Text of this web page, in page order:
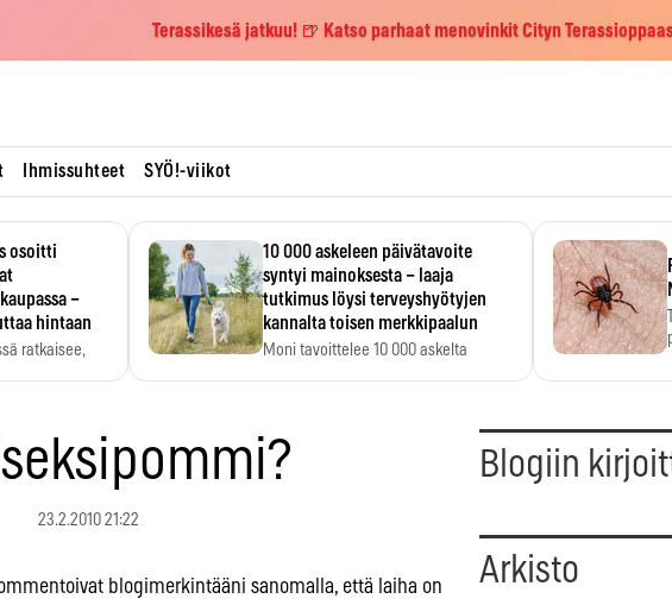
Terassikesä jatkuu! 🍺 Katso parhaat menovinkit Cityn
Ihmissuhteet SYÖ!-viikot
osoitti
–
hintaan
ratkaisee,
10 000 askeleen päivätavoite
syntyi mainoksesta – laaja
tutkimus löysi terveyshyötyjen
kannalta toisen merkkipaalun
Moni tavoittelee 10 000 askelta
23.2.2010 21:22
blogimerkintääni sanomalla, että laiha on
Blogiin
Arkisto